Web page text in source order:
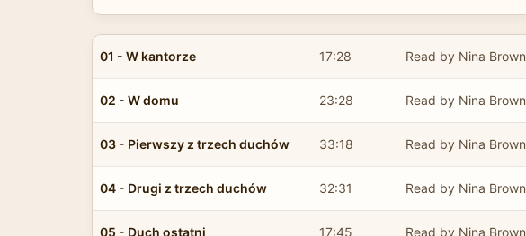
01 - W kantorze 17:28 Read by Nina Brown
02 - W domu 23:28 Read by Nina Brown
03 - Pierwszy z trzech duchów 33:18 Read by Nina Brown
04 - Drugi z trzech duchów 32:31 Read by Nina Brown
05 - Duch ostatni 17:45 Read by Nina Brown